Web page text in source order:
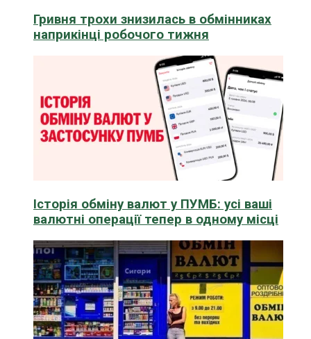
Гривня трохи знизилась в обмінниках
наприкінці робочого тижня
Історія обміну валют у ПУМБ: усі ваші
валютні операції тепер в одному місці